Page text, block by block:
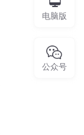
电脑版
公众号